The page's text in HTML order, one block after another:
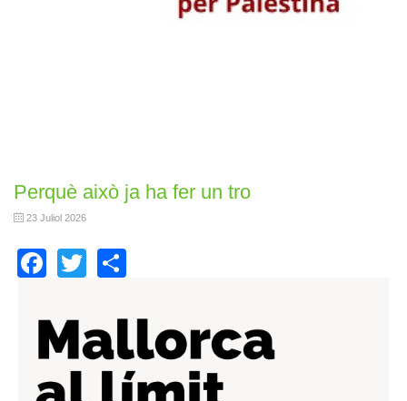
Perquè això ja ha fer un tro
23 Juliol 2026
Facebook
Twitter